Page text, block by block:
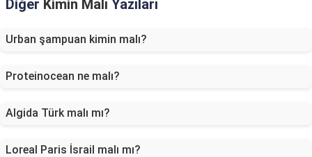
Diğer Kimin Malı Yazıları
Urban şampuan kimin malı?
Proteinocean ne malı?
Algida Türk malı mı?
Loreal Paris İsrail malı mı?